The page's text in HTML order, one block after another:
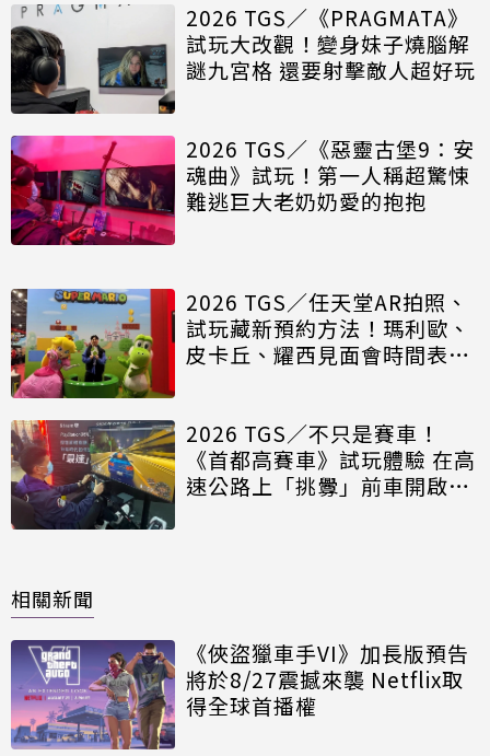
2026 TGS／《PRAGMATA》
試玩大改觀！變身妹子燒腦解
謎九宮格 還要射擊敵人超好玩
2026 TGS／《惡靈古堡9：安
魂曲》試玩！第一人稱超驚悚
難逃巨大老奶奶愛的抱抱
2026 TGS／任天堂AR拍照、
試玩藏新預約方法！瑪利歐、
皮卡丘、耀西見面會時間表一
2026 TGS／不只是賽車！
《首都高賽車》試玩體驗 在高
速公路上「挑釁」前車開啟對
相關新聞
《俠盜獵車手VI》加長版預告
將於8/27震撼來襲 Netflix取
得全球首播權